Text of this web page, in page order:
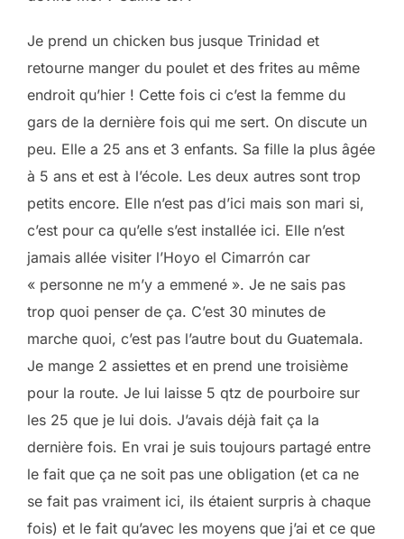
Je prend un chicken bus jusque Trinidad et
retourne manger du poulet et des frites au même
endroit qu’hier ! Cette fois ci c’est la femme du
gars de la dernière fois qui me sert. On discute un
peu. Elle a 25 ans et 3 enfants. Sa fille la plus âgée
à 5 ans et est à l’école. Les deux autres sont trop
petits encore. Elle n’est pas d’ici mais son mari si,
c’est pour ca qu’elle s’est installée ici. Elle n’est
jamais allée visiter l’Hoyo el Cimarrón car
« personne ne m’y a emmené ». Je ne sais pas
trop quoi penser de ça. C’est 30 minutes de
marche quoi, c’est pas l’autre bout du Guatemala.
Je mange 2 assiettes et en prend une troisième
pour la route. Je lui laisse 5 qtz de pourboire sur
les 25 que je lui dois. J’avais déjà fait ça la
dernière fois. En vrai je suis toujours partagé entre
le fait que ça ne soit pas une obligation (et ca ne
se fait pas vraiment ici, ils étaient surpris à chaque
fois) et le fait qu’avec les moyens que j’ai et ce que